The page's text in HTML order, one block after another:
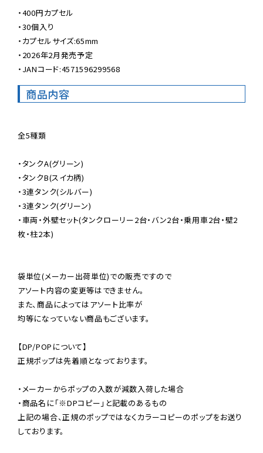
・400円カプセル
・30個入り
・カプセルサイズ:65mm
・2026年2月発売予定
・JANコード:4571596299568
商品内容
全5種類
・タンクA(グリーン)
・タンクB(スイカ柄)
・3連タンク(シルバー)
・3連タンク(グリーン)
・車両・外壁セット(タンクローリー2台・バン2台・乗用車2台・壁2
枚・柱2本)
袋単位(メーカー出荷単位)での販売ですので
アソート内容の変更等はできません。
また、商品によってはアソート比率が
均等になっていない商品もございます。
【DP/POPについて】
正規ポップは先着順となっております。
・メーカーからポップの入数が減数入荷した場合
・商品名に「※DPコピー」と記載のあるもの
上記の場合、正規のポップではなくカラーコピーのポップをお送り
しております。